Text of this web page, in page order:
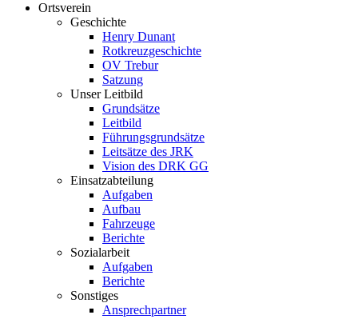
Ortsverein
Geschichte
Henry Dunant
Rotkreuzgeschichte
OV Trebur
Satzung
Unser Leitbild
Grundsätze
Leitbild
Führungsgrundsätze
Leitsätze des JRK
Vision des DRK GG
Einsatzabteilung
Aufgaben
Aufbau
Fahrzeuge
Berichte
Sozialarbeit
Aufgaben
Berichte
Sonstiges
Ansprechpartner